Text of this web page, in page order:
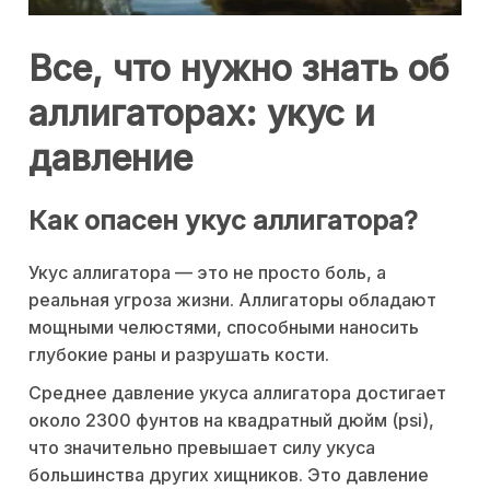
Все, что нужно знать об
аллигаторах: укус и
давление
Как опасен укус аллигатора?
Укус аллигатора — это не просто боль, а
реальная угроза жизни. Аллигаторы обладают
мощными челюстями, способными наносить
глубокие раны и разрушать кости.
Среднее давление укуса аллигатора достигает
около 2300 фунтов на квадратный дюйм (psi),
что значительно превышает силу укуса
большинства других хищников. Это давление